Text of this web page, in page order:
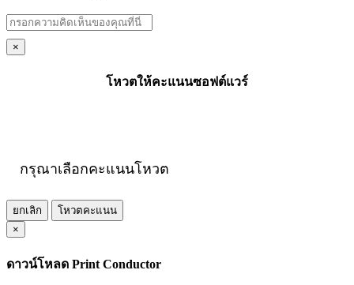
×
โหวตให้คะแนนซอฟต์แวร์
กรุณาเลือกคะแนนโหวต
ยกเลิก
โหวตคะแนน
×
ดาวน์โหลด Print Conductor